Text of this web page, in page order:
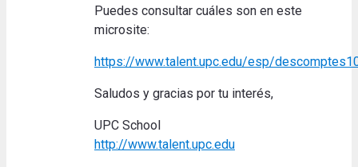
Puedes consultar cuáles son en este
microsite:
https://www.talent.upc.edu/esp/
Saludos y gracias por tu interés,
UPC School
http://www.talent.upc.edu